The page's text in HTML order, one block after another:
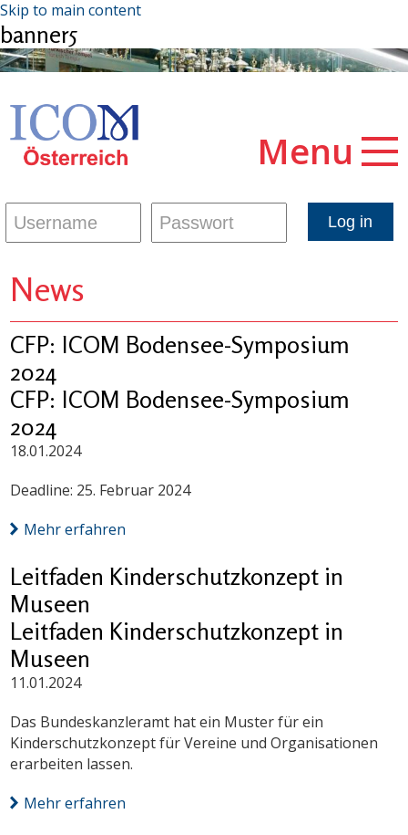
Skip to main content
banner5
Menu
News
CFP: ICOM Bodensee-Symposium
2024
CFP: ICOM Bodensee-Symposium
2024
18.01.2024
Deadline: 25. Februar 2024
Mehr erfahren
Leitfaden Kinderschutzkonzept in
Museen
Leitfaden Kinderschutzkonzept in
Museen
11.01.2024
Das Bundeskanzleramt hat ein Muster für ein
Kinderschutzkonzept für Vereine und Organisationen
erarbeiten lassen.
Mehr erfahren